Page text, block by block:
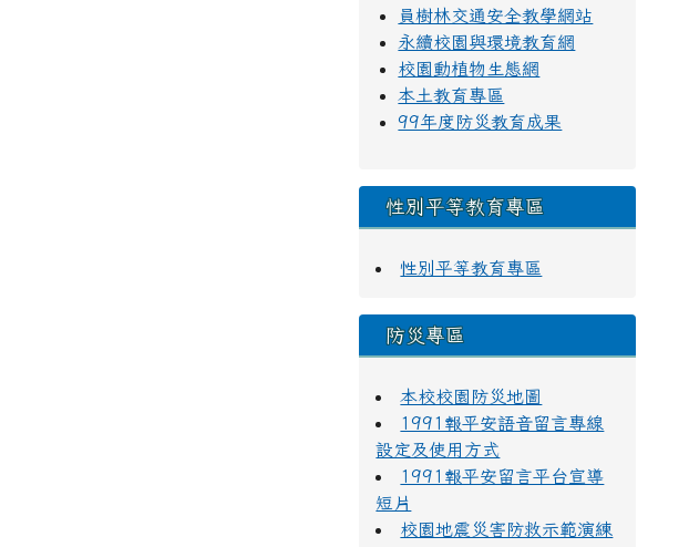
員樹林交通安全教學網站
永續校園與環境教育網
校園動植物生態網
本土教育專區
99年度防災教育成果
性別平等教育專區
性別平等教育專區
防災專區
本校校園防災地圖
1991報平安語音留言專線
設定及使用方式
1991報平安留言平台宣導
短片
校園地震災害防救示範演練